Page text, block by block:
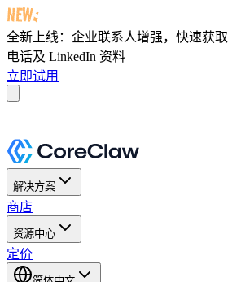
全新上线：企业联系人增强，快速获取
电话及 LinkedIn 资料
立即试用
解决方案
商店
资源中心
定价